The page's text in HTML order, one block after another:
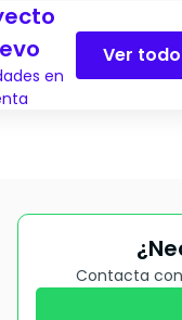
en
Ver todo
Contacta